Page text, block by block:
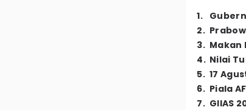
1.
2.
3. Makan
4. Nilai
5. 17
6. Piala
7. GIIAS